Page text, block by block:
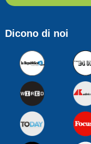
Dicono di noi